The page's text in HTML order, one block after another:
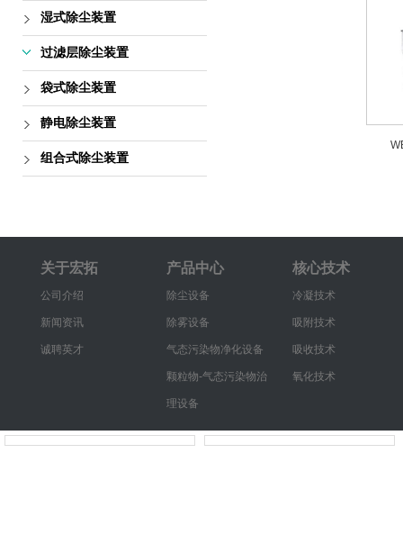
湿式除尘装置
过滤层除尘装置
袋式除尘装置
静电除尘装置
组合式除尘装置
关于宏拓
公司介绍
新闻资讯
诚聘英才
产品中心
除尘设备
除雾设备
气态污染物净化设备
颗粒物-气态污染物治
理设备
核心技术
冷凝技术
吸附技术
吸收技术
氧化技术